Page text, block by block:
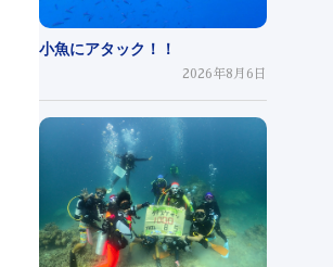
小魚にアタック！！
2026年8月6日